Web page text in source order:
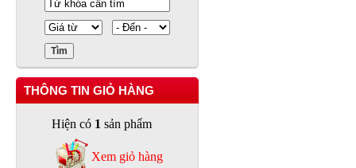
THÔNG TIN GIỎ HÀNG
Hiện có 1 sản phẩm
Xem giỏ hàng